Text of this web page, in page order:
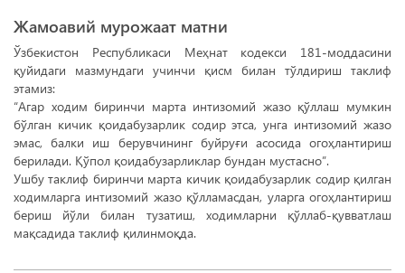
Жамоавий мурожаат матни
Ўзбекистон Республикаси Меҳнат кодекси 181-моддасини
қуйидаги мазмундаги учинчи қисм билан тўлдириш таклиф
этамиз:
“Агар ходим биринчи марта интизомий жазо қўллаш мумкин
бўлган кичик қоидабузарлик содир этса, унга интизомий жазо
эмас, балки иш берувчининг буйруғи асосида огоҳлантириш
берилади. Қўпол қоидабузарликлар бундан мустасно”.
Ушбу таклиф биринчи марта кичик қоидабузарлик содир қилган
ходимларга интизомий жазо қўлламасдан, уларга огоҳлантириш
бериш йўли билан тузатиш, ходимларни қўллаб-қувватлаш
мақсадида таклиф қилинмоқда.